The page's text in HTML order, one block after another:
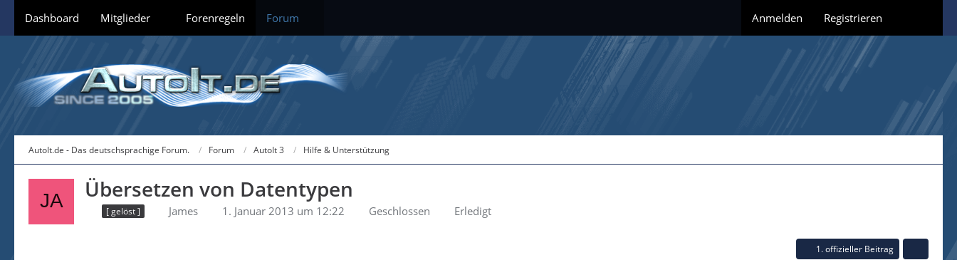
Dashboard Mitglieder Forenregeln Forum Anmelden Registrieren
AutoIt.de - Das deutschsprachige Forum. Forum AutoIt 3 Hilfe & Unterstützung
Übersetzen von Datentypen
[ gelöst ] James 1. Januar 2013 um 12:22 Geschlossen Erledigt
1. offizieller Beitrag